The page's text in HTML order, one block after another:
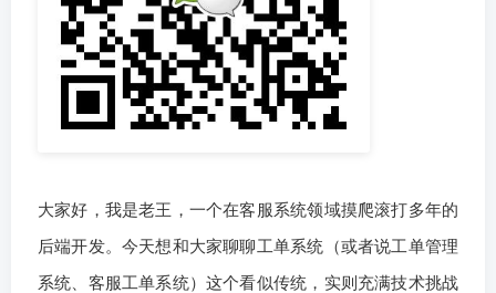
大家好，我是老王，一个在客服系统领域摸爬滚打多年的
后端开发。今天想和大家聊聊工单系统（或者说工单管理
系统、客服工单系统）这个看似传统，实则充满技术挑战